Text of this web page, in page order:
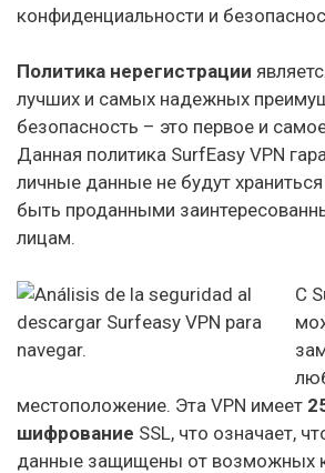
конфиденциальности и
Политика нерегистрации
лучших и самых надежных
безопасность – это первое и
Данная политика SurfEasy VPN
личные данные не будут
быть проданными
лицам.
С
местоположение. Эта VPN имеет
шифрование SSL, что означает,
данные защищены от возможных